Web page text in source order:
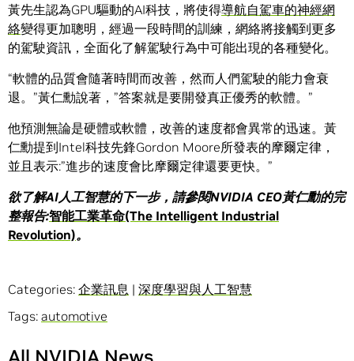
黃先生認為GPU驅動的AI科技，將使得導航自駕車的神經網
絡變得更加聰明，經過一段時間的訓練，網絡將接觸到更多
的駕駛資訊，全面化了解駕駛行為中可能出現的各種變化。
“軟體的品質會隨著時間而改善，然而人們駕駛的能力會衰
退。”黃仁勳說著，”答案就是要開發真正優秀的軟體。”
他預測無論是硬體或軟體，改善的速度都會異常的迅速。黃
仁勳提到Intel科技先鋒Gordon Moore所發表的摩爾定律，
並且表示:”進步的速度會比摩爾定律還要更快。”
欲了解AI人工智慧的下一步，請參閱NVIDIA CEO黃仁勳的完
整報告:智能工業革命(The Intelligent Industrial
Revolution)。
Categories: 企業訊息 | 深度學習與人工智慧
Tags: automotive